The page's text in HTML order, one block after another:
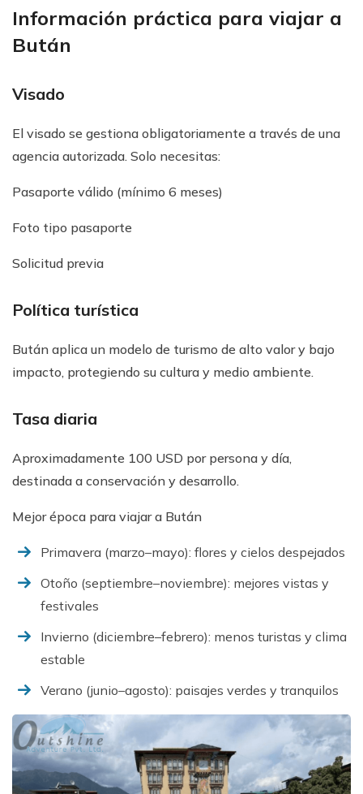
Información práctica para viajar a
Bután
Visado
El visado se gestiona obligatoriamente a través de una
agencia autorizada. Solo necesitas:
Pasaporte válido (mínimo 6 meses)
Foto tipo pasaporte
Solicitud previa
Política turística
Bután aplica un modelo de turismo de alto valor y bajo
impacto, protegiendo su cultura y medio ambiente.
Tasa diaria
Aproximadamente 100 USD por persona y día,
destinada a conservación y desarrollo.
Mejor época para viajar a Bután
Primavera (marzo–mayo): flores y cielos despejados
Otoño (septiembre–noviembre): mejores vistas y
festivales
Invierno (diciembre–febrero): menos turistas y clima
estable
Verano (junio–agosto): paisajes verdes y tranquilos